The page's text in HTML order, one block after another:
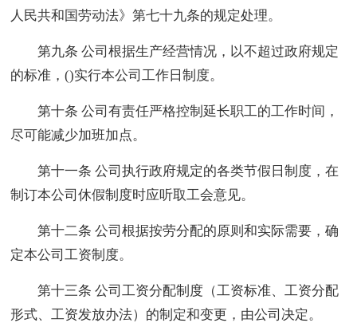
人民共和国劳动法》第七十九条的规定处理。
第九条 公司根据生产经营情况，以不超过政府规定
的标准，()实行本公司工作日制度。
第十条 公司有责任严格控制延长职工的工作时间，
尽可能减少加班加点。
第十一条 公司执行政府规定的各类节假日制度，在
制订本公司休假制度时应听取工会意见。
第十二条 公司根据按劳分配的原则和实际需要，确
定本公司工资制度。
第十三条 公司工资分配制度（工资标准、工资分配
形式、工资发放办法）的制定和变更，由公司决定。